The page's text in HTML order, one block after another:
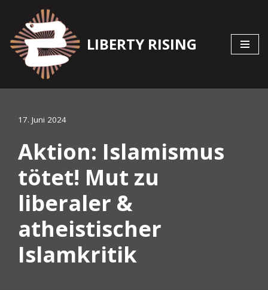
Zum
Inhalt
springen
LIBERTY RISING
17. Juni 2024
Aktion: Islamismus
tötet! Mut zu
liberaler &
atheistischer
Islamkritik